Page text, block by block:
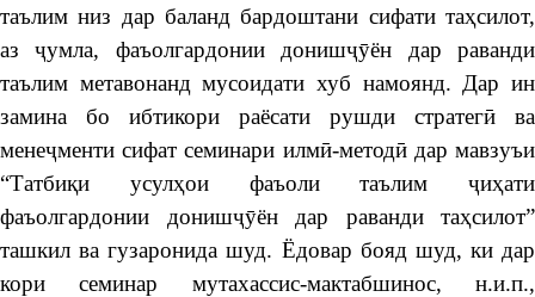
таълим низ дар баланд бардоштани сифати таҳсилот,
аз ҷумла, фаъолгардонии донишҷӯён дар раванди
таълим метавонанд мусоидати хуб намоянд. Дар ин
замина бо ибтикори раёсати рушди стратегӣ ва
менеҷменти сифат семинари илмӣ-методӣ дар мавзуъи
“Татбиқи усулҳои фаъоли таълим ҷиҳати
фаъолгардонии донишҷӯён дар раванди таҳсилот”
ташкил ва гузаронида шуд. Ёдовар бояд шуд, ки дар
кори семинар мутахассис-мактабшинос, н.и.п.,